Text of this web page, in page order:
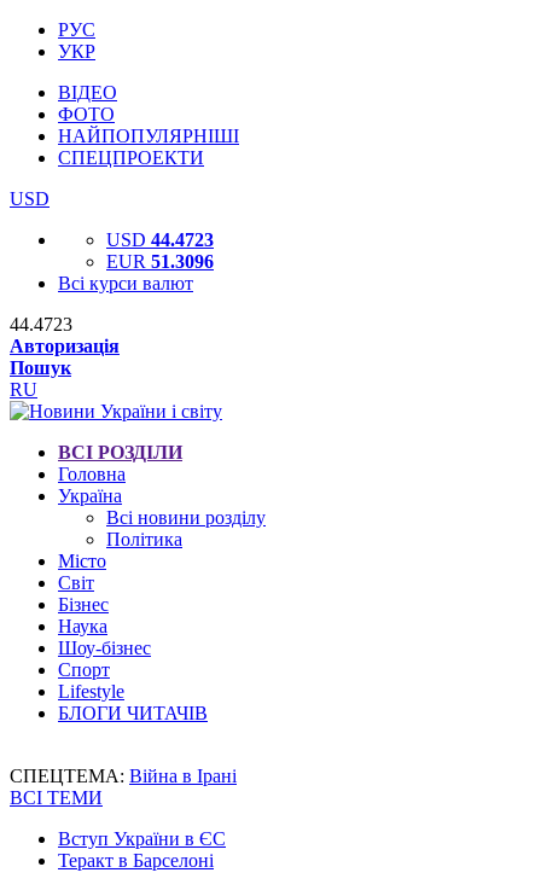
РУС
УКР
ВІДЕО
ФОТО
НАЙПОПУЛЯРНІШІ
СПЕЦПРОЕКТИ
USD
USD 44.4723
EUR 51.3096
Всі курси валют
44.4723
Авторизація
Пошук
RU
ВСІ РОЗДІЛИ
Головна
Україна
Всі новини розділу
Політика
Місто
Світ
Бізнес
Наука
Шоу-бізнес
Спорт
Lifestyle
БЛОГИ ЧИТАЧІВ
СПЕЦТЕМА: Війна в Ірані
ВСІ ТЕМИ
Вступ України в ЄС
Теракт в Барселоні